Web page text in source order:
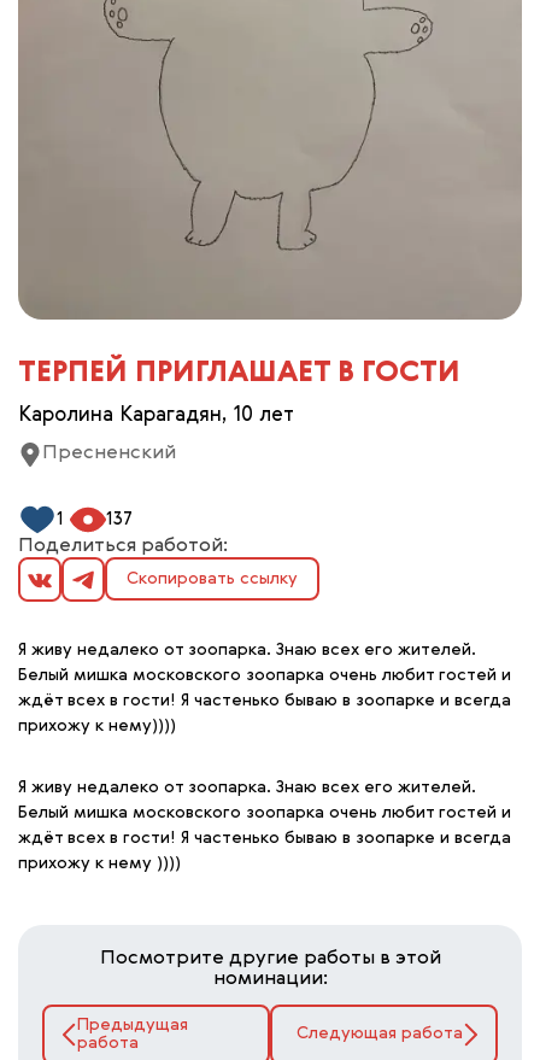
ТЕРПЕЙ ПРИГЛАШАЕТ В ГОСТИ
Каролина Карагадян, 10 лет
Пресненский
1 137
Поделиться работой:
Скопировать ссылку
Я живу недалеко от зоопарка. Знаю всех его жителей.
Белый мишка московского зоопарка очень любит гостей и
ждёт всех в гости! Я частенько бываю в зоопарке и всегда
прихожу к нему))))
Я живу недалеко от зоопарка. Знаю всех его жителей.
Белый мишка московского зоопарка очень любит гостей и
ждёт всех в гости! Я частенько бываю в зоопарке и всегда
прихожу к нему ))))
Посмотрите другие работы в этой
номинации:
Предыдущая
работа
Следующая работа